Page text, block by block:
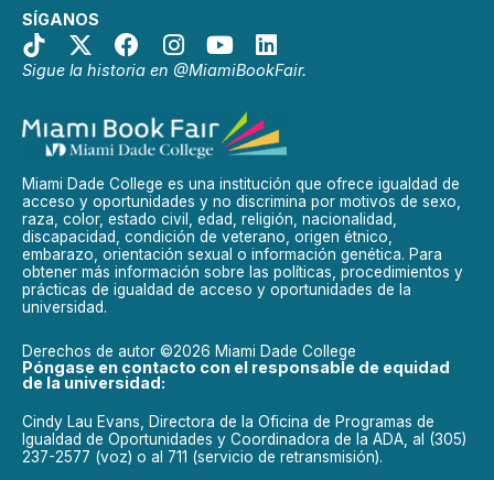
SÍGANOS
Sigue la historia en @MiamiBookFair.
Miami Dade College es una institución que ofrece igualdad de
acceso y oportunidades y no discrimina por motivos de sexo,
raza, color, estado civil, edad, religión, nacionalidad,
discapacidad, condición de veterano, origen étnico,
embarazo, orientación sexual o información genética. Para
obtener más información sobre las políticas, procedimientos y
prácticas de igualdad de acceso y oportunidades de la
universidad.
Derechos de autor ©2026 Miami Dade College
Póngase en contacto con el responsable de equidad
de la universidad:
Cindy Lau Evans, Directora de la Oficina de Programas de
Igualdad de Oportunidades y Coordinadora de la ADA, al (305)
237-2577 (voz) o al 711 (servicio de retransmisión).